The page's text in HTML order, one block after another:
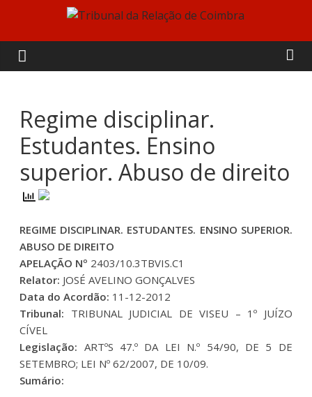
content
Tribunal
da
Relação
de
Coimbra
Regime disciplinar.
Estudantes. Ensino
superior. Abuso de direito
REGIME DISCIPLINAR. ESTUDANTES. ENSINO SUPERIOR.
ABUSO DE DIREITO
APELAÇÃO Nº 2403/10.3TBVIS.C1
Relator: JOSÉ AVELINO GONÇALVES
Data do Acordão: 11-12-2012
Tribunal: TRIBUNAL JUDICIAL DE VISEU – 1º JUÍZO
CÍVEL
Legislação: ARTºS 47.º DA LEI N.º 54/90, DE 5 DE
SETEMBRO; LEI Nº 62/2007, DE 10/09.
Sumário: